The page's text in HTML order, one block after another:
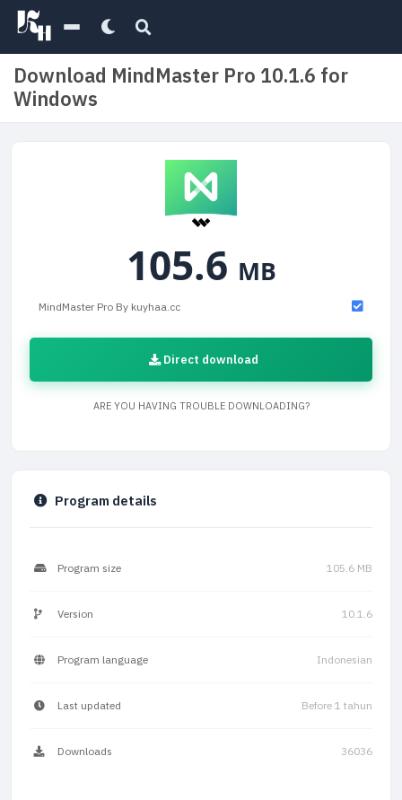
Download MindMaster Pro 10.1.6 for
Windows
105.6 MB
MindMaster Pro By kuyhaa.cc
Direct download
ARE YOU HAVING TROUBLE DOWNLOADING?
Program details
Program size 105.6 MB
Version 10.1.6
Program language Indonesian
Last updated Before 1 tahun
Downloads 36036